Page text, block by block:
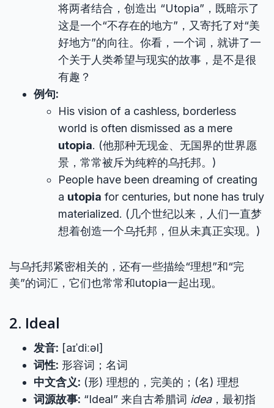
将两者结合，创造出 “Utopia”，既暗示了
这是一个“不存在的地方”，又寄托了对“美
好地方”的向往。你看，一个词，就讲了一
个关于人类希望与现实的故事，是不是很
有趣？
例句:
His vision of a cashless, borderless
world is often dismissed as a mere
utopia. (他那种无现金、无国界的世界愿
景，常常被斥为纯粹的乌托邦。)
People have been dreaming of creating
a utopia for centuries, but none has truly
materialized. (几个世纪以来，人们一直梦
想着创造一个乌托邦，但从未真正实现。)
与乌托邦紧密相关的，还有一些描绘“理想”和“完
美”的词汇，它们也常常和utopia一起出现。
2. Ideal
发音: [aɪˈdiːəl]
词性: 形容词；名词
中文含义: (形) 理想的，完美的；(名) 理想
词源故事: “Ideal” 来自古希腊词 idea，最初指